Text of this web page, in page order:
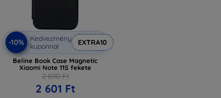
-10%
Kedvezmény
kuponnal
EXTRA10
Beline Book Case Magnetic
Xiaomi Note 11S fekete
2 890 Ft
2 601 Ft